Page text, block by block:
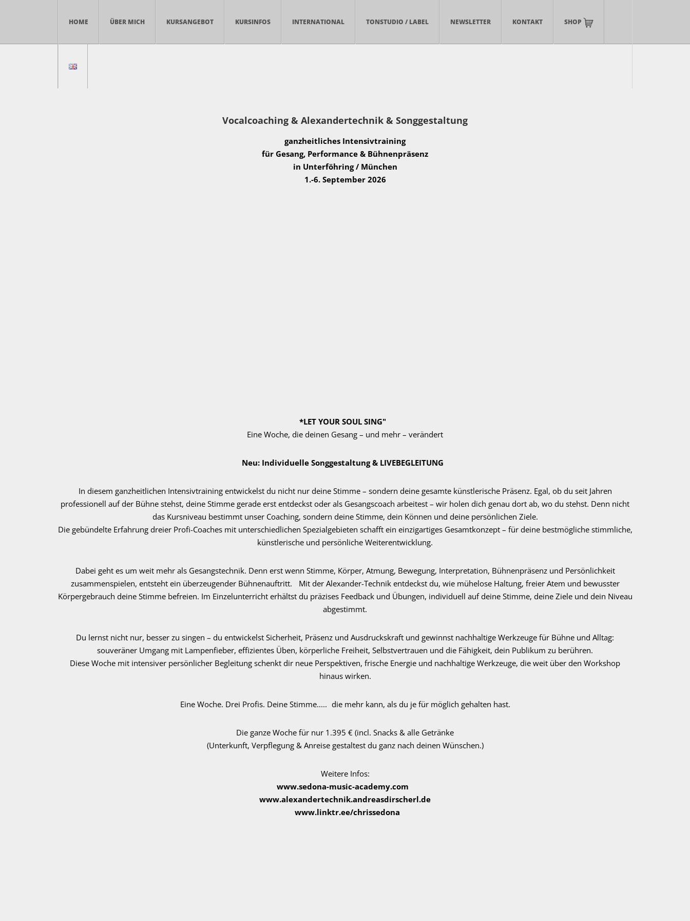
HOME ÜBER MICH KURSANGEBOT KURSINFOS INTERNATIONAL TONSTUDIO / LABEL NEWSLETTER KONTAKT SHOP
Vocalcoaching & Alexandertechnik & Songgestaltung
ganzheitliches Intensivtraining
für Gesang, Performance & Bühnenpräsenz
in Unterföhring / München
1.-6. September 2026
*LET YOUR SOUL SING"
Eine Woche, die deinen Gesang – und mehr – verändert
Neu: Individuelle Songgestaltung & LIVEBEGLEITUNG
In diesem ganzheitlichen Intensivtraining entwickelst du nicht nur deine Stimme – sondern deine gesamte künstlerische Präsenz. Egal, ob du seit Jahren
professionell auf der Bühne stehst, deine Stimme gerade erst entdeckst oder als Gesangscoach arbeitest – wir holen dich genau dort ab, wo du stehst. Denn nicht
das Kursniveau bestimmt unser Coaching, sondern deine Stimme, dein Können und deine persönlichen Ziele.
Die gebündelte Erfahrung dreier Profi-Coaches mit unterschiedlichen Spezialgebieten schafft ein einzigartiges Gesamtkonzept – für deine bestmögliche stimmliche,
künstlerische und persönliche Weiterentwicklung.
Dabei geht es um weit mehr als Gesangstechnik. Denn erst wenn Stimme, Körper, Atmung, Bewegung, Interpretation, Bühnenpräsenz und Persönlichkeit
zusammenspielen, entsteht ein überzeugender Bühnenauftritt. Mit der Alexander-Technik entdeckst du, wie mühelose Haltung, freier Atem und bewusster
Körpergebrauch deine Stimme befreien. Im Einzelunterricht erhältst du präzises Feedback und Übungen, individuell auf deine Stimme, deine Ziele und dein Niveau
abgestimmt.
Du lernst nicht nur, besser zu singen – du entwickelst Sicherheit, Präsenz und Ausdruckskraft und gewinnst nachhaltige Werkzeuge für Bühne und Alltag:
souveräner Umgang mit Lampenfieber, effizientes Üben, körperliche Freiheit, Selbstvertrauen und die Fähigkeit, dein Publikum zu berühren.
Diese Woche mit intensiver persönlicher Begleitung schenkt dir neue Perspektiven, frische Energie und nachhaltige Werkzeuge, die weit über den Workshop
hinaus wirken.
Eine Woche. Drei Profis. Deine Stimme..... die mehr kann, als du je für möglich gehalten hast.
Die ganze Woche für nur 1.395 € (incl. Snacks & alle Getränke
(Unterkunft, Verpflegung & Anreise gestaltest du ganz nach deinen Wünschen.)
Weitere Infos:
www.sedona-music-academy.com
www.alexandertechnik.andreasdirscherl.de
www.linktr.ee/chrissedona